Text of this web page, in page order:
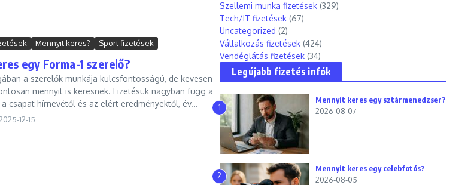
Mennyit keres? Sport fizetések
egy Forma-1 szerelő?
a szerelők munkája kulcsfontosságú, de kevesen
mennyit is keresnek. Fizetésük nagyban függ a
csapat hírnevétől és az elért eredményektől, év...
12-15
Szellemi munka fizetések (329)
Tech/IT fizetések (67)
Uncategorized (2)
Vállalkozás fizetések (424)
Vendéglátás fizetések (34)
Legújabb fizetés infók
1
Mennyit keres egy sztármenedzser?
2026-08-07
2
Mennyit keres egy celebfotós?
2026-08-05